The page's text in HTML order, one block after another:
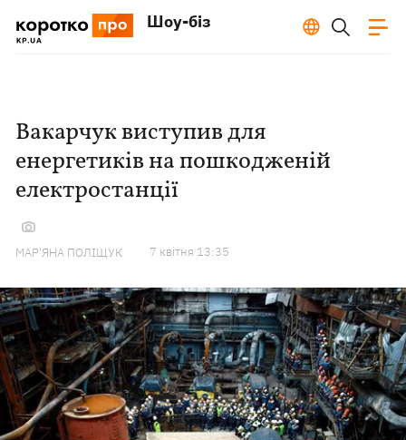
Шоу-біз
Вакарчук виступив для
енергетиків на пошкодженій
електростанції
МАР'ЯНА ПОЛІЩУК 7 квiтня 13:35